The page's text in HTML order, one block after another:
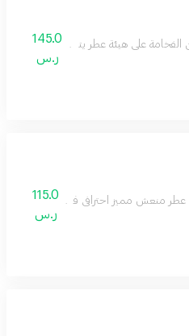
على هيئة عطر يتميز بحضور ملفت
145.0
ر.س
115.0
ر.س